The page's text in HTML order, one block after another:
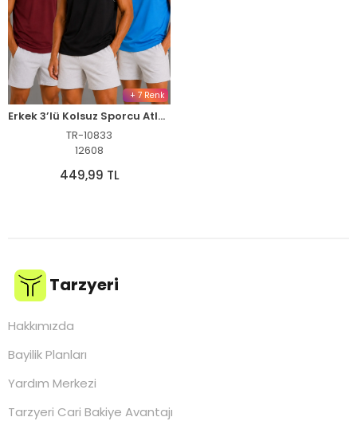
+ 7 Renk
Erkek 3’lü Kolsuz Sporcu Atlet Seti Yazlık Bisiklet Yaka - Siyah, Bordo, Turkuaz
TR-10833
12608
449,99 TL
Tarzyeri
Hakkımızda
Bayilik Planları
Yardım Merkezi
Tarzyeri Cari Bakiye Avantajı